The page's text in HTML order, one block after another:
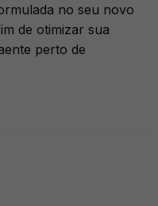
no seu novo
de otimizar sua
perto de